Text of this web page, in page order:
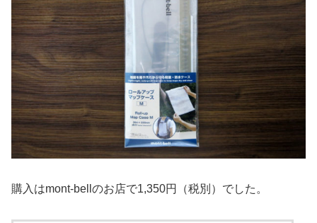
購入はmont-bellのお店で1,350円（税別）でした。